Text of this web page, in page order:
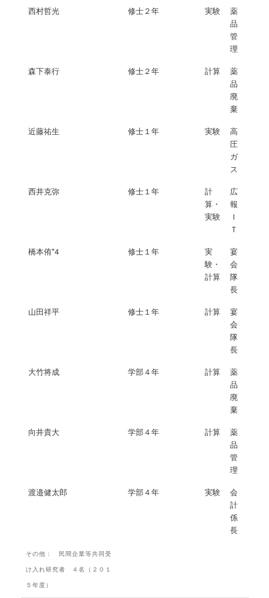
西村哲光
修士２年 実験
薬
品
管
理
森下泰行
修士２年 計算
薬
品
廃
棄
近藤祐生
修士１年 実験
高
圧
ガ
ス
西井克弥
修士１年
計
算・
実験
広
報
Ｉ
Ｔ
橋本侑*4
修士１年
実
験・
計算
宴
会
隊
長
山田祥平
修士１年 計算
宴
会
隊
長
大竹将成
学部４年 計算
薬
品
廃
棄
向井貴大
学部４年 計算
薬
品
管
理
渡邉健太郎
学部４年 実験
会
計
係
長
その他： 民間企業等共同受
け入れ研究者 ４名（２０１
５年度）